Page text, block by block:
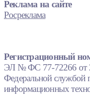
Реклама на сайте
Росреклама
Регистрационный
ЭЛ № ФС 77-72266 от
Федеральной службой
информационных